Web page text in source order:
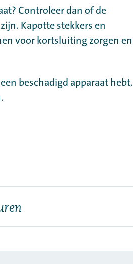
Controleer dan of de
Kapotte stekkers en
voor kortsluiting zorgen en
beschadigd apparaat hebt.